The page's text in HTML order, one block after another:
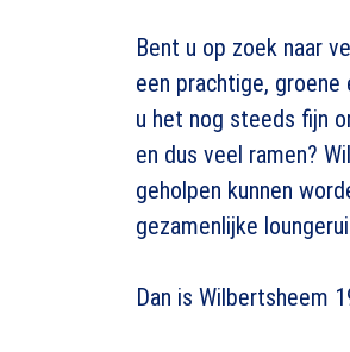
Bent u op zoek naar
een prachtige,
u het nog steeds fijn
en dus veel ramen?
geholpen kunnen
gezamenlijke
Dan is Wilbertsheem